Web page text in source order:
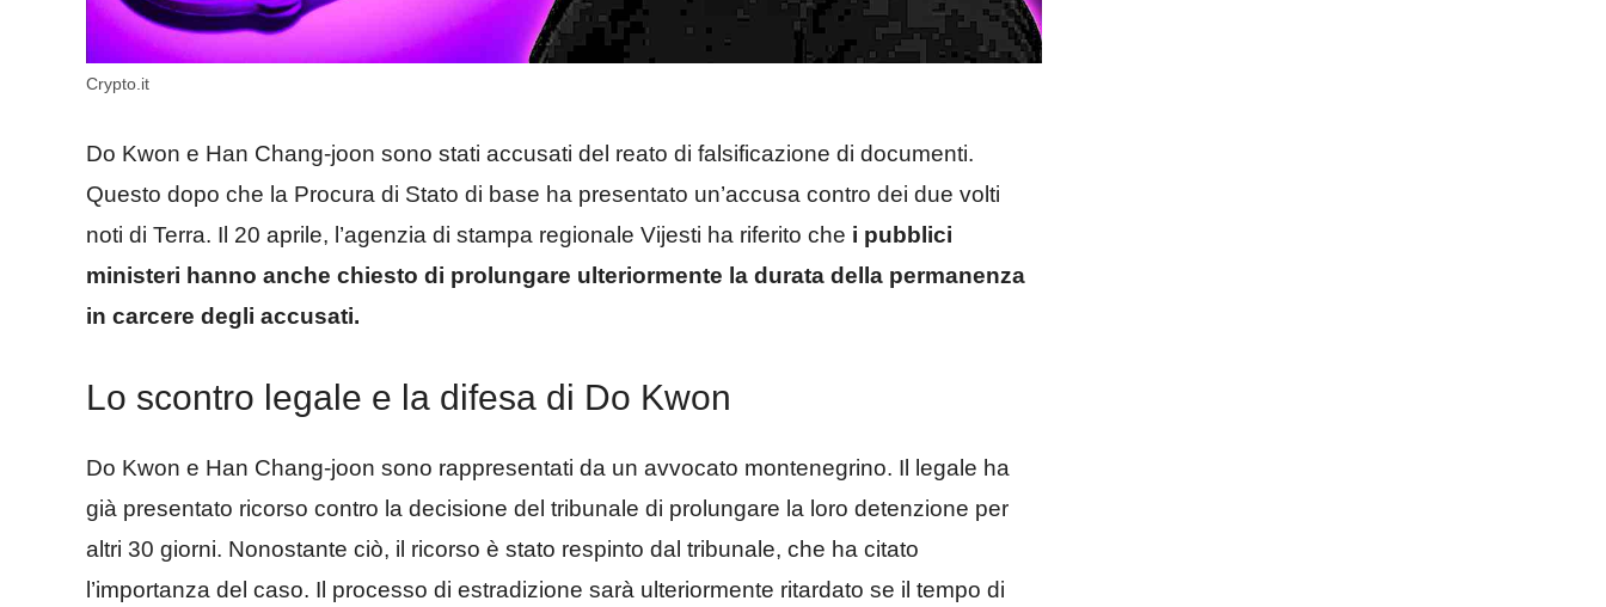
Crypto.it
Do Kwon e Han Chang-joon sono stati accusati del reato di falsificazione di documenti.
Questo dopo che la Procura di Stato di base ha presentato un’accusa contro dei due volti
noti di Terra. Il 20 aprile, l’agenzia di stampa regionale Vijesti ha riferito che i pubblici
ministeri hanno anche chiesto di prolungare ulteriormente la durata della permanenza
in carcere degli accusati.
Lo scontro legale e la difesa di Do Kwon
Do Kwon e Han Chang-joon sono rappresentati da un avvocato montenegrino. Il legale ha
già presentato ricorso contro la decisione del tribunale di prolungare la loro detenzione per
altri 30 giorni. Nonostante ciò, il ricorso è stato respinto dal tribunale, che ha citato
l’importanza del caso. Il processo di estradizione sarà ulteriormente ritardato se il tempo di